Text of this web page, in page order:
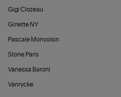
Gigi Clozeau
Ginette NY
Pascale Monvoisin
Stone Paris
Vanessa Baroni
Vanrycke